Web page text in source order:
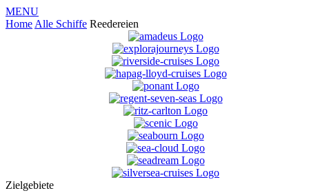
MENU
Home Alle Schiffe Reedereien
Zielgebiete